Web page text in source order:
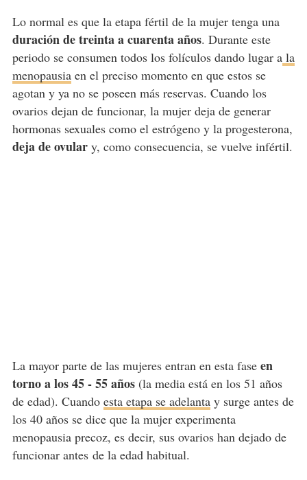
Lo normal es que la etapa fértil de la mujer tenga una
duración de treinta a cuarenta años. Durante este
periodo se consumen todos los folículos dando lugar ala
menopausiaen el preciso momento en que estos se
agotan y ya no se poseen más reservas. Cuando los
ovarios dejan de funcionar, la mujer deja de generar
hormonas sexuales como el estrógeno y la progesterona,
deja de ovulary, como consecuencia, se vuelve infértil.
La mayor parte de las mujeres entran en esta fase en
torno a los 45 - 55 años(la media está en los 51 años
de edad). Cuando esta etapa se adelantay surge antes de
los 40 años se dice que la mujer experimenta
menopausia precoz, es decir, sus ovarios han dejado de
funcionar antes de la edad habitual.